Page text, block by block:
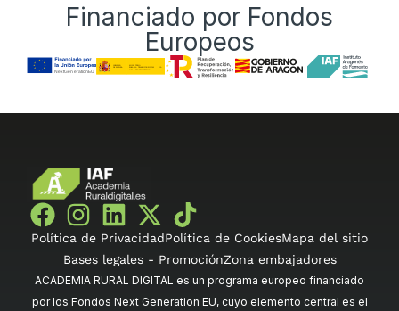
Financiado por Fondos
Europeos
Política de PrivacidadPolítica de CookiesMapa del sitio
Bases legales - PromociónZona embajadores
ACADEMIA RURAL DIGITAL es un programa europeo financiado
por los Fondos Next Generation EU, cuyo elemento central es el